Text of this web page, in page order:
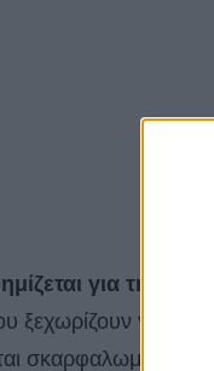
για την
ξεχωρίζουν για
σκαρφαλωμένο